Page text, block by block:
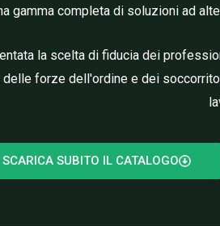
gamma completa di soluzioni ad
la scelta di fiducia dei
forze dell'ordine e dei
SCARICA SUBITO IL CATALOGO